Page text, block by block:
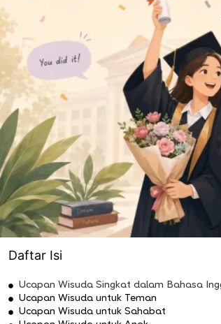
Daftar Isi
Ucapan Wisuda Singkat dalam Bahasa
Ucapan Wisuda untuk Teman
Ucapan Wisuda untuk Sahabat